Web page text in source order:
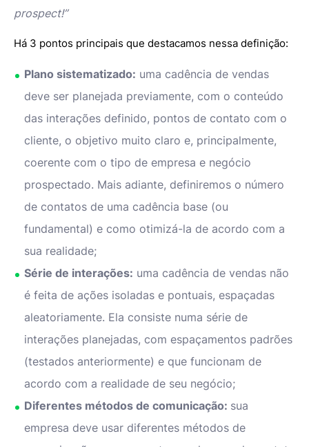
prospect!”
Há 3 pontos principais que destacamos nessa definição:
Plano sistematizado: uma cadência de vendas
deve ser planejada previamente, com o conteúdo
das interações definido, pontos de contato com o
cliente, o objetivo muito claro e, principalmente,
coerente com o tipo de empresa e negócio
prospectado. Mais adiante, definiremos o número
de contatos de uma cadência base (ou
fundamental) e como otimizá-la de acordo com a
sua realidade;
Série de interações: uma cadência de vendas não
é feita de ações isoladas e pontuais, espaçadas
aleatoriamente. Ela consiste numa série de
interações planejadas, com espaçamentos padrões
(testados anteriormente) e que funcionam de
acordo com a realidade de seu negócio;
Diferentes métodos de comunicação: sua
empresa deve usar diferentes métodos de